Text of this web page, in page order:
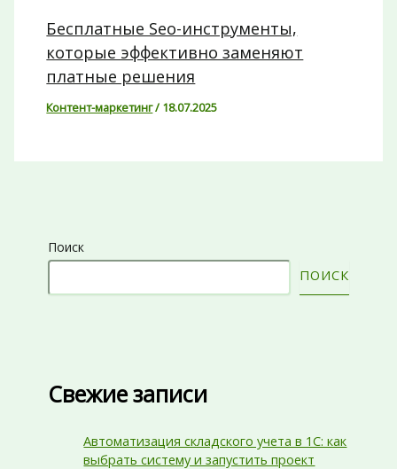
Бесплатные Seo-инструменты,
которые эффективно заменяют
платные решения
Контент-маркетинг/ 18.07.2025
Поиск
ПОИСК
Свежие записи
Автоматизация складского учета в 1С: как
выбрать систему и запустить проект